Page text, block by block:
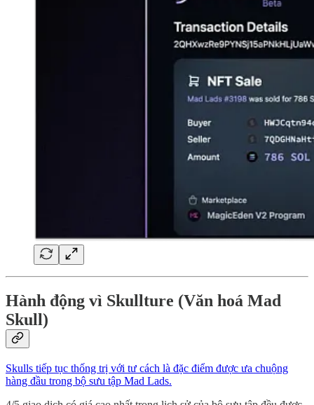
Hành động vì Skullture (Văn hoá Mad
Skull)
Skulls tiếp tục thống trị với tư cách là đặc điểm được ưa chuộng
hàng đầu trong bộ sưu tập Mad Lads.